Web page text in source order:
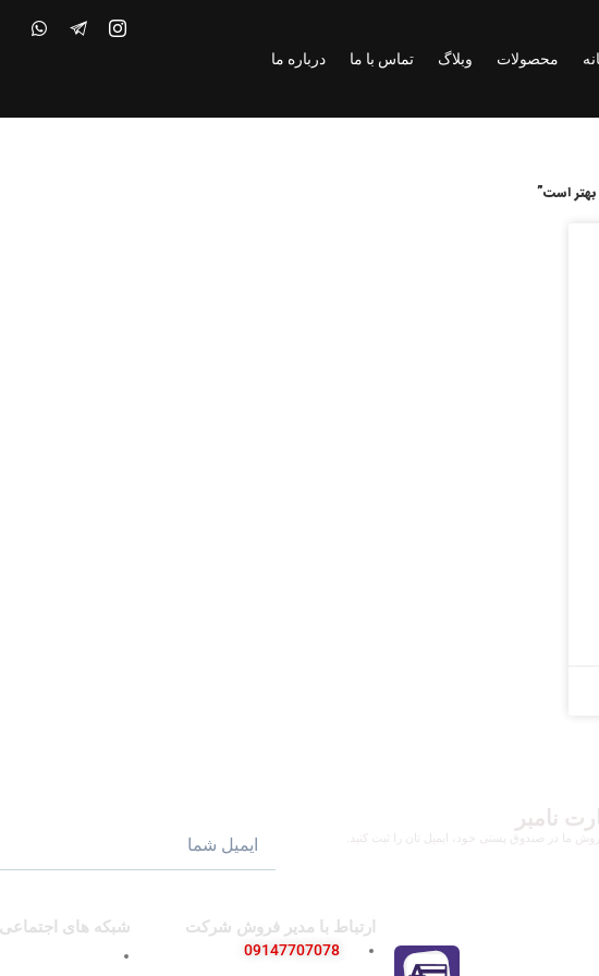
محصولات وبلاگ تماس با ما درباره ما
است”
نامبر
ما در صندوق پستی خود، ایمیل تان را ثبت کنید.
ارتباط با مدیر فروش شرکت
09147707078
شبکه های